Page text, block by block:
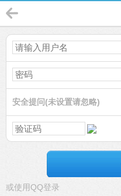
安全提问(未设置请忽略)
或使用QQ登录